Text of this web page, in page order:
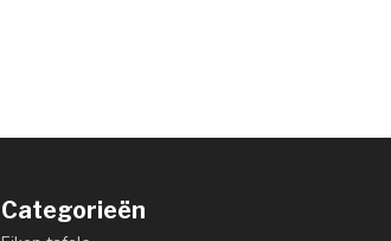
Categorieën